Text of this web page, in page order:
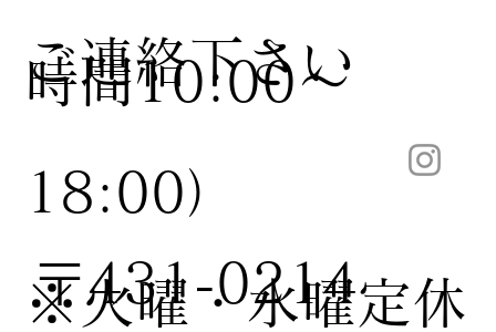
ご連絡下さい
時間10:00〜
18:00）
※火曜・水曜定休
〒431-0214